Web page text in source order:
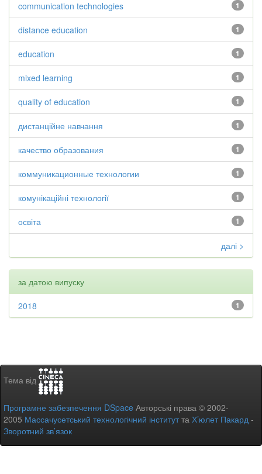
1
communication technologies
1
distance education
1
education
1
mixed learning
1
quality of education
1
дистанційне навчання
1
качество образования
1
коммуникационные технологии
1
комунікаційні технології
1
освіта
далі >
за датою випуску
1
2018
Тема від
Програмне забезпечення DSpace Авторські права © 2002-
2005 Массачусетський технологічний інститутта Х’юлет Пакард -
Зворотний зв’язок